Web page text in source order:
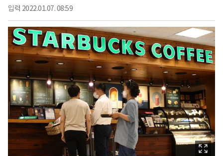
입력 2022.01.07. 08:59